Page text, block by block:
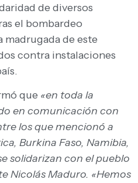
de diversos
el bombardeo
madrugada de este
contra instalaciones
que «en toda la
en comunicación con
los que mencionó a
Burkina Faso, Namibia,
solidarizan con el pueblo
Nicolás Maduro. «Hemos